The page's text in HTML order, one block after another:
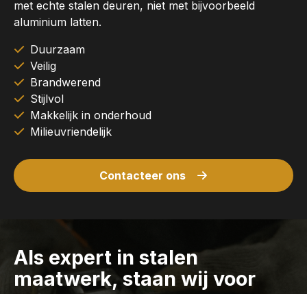
met echte stalen deuren, niet met bijvoorbeeld
aluminium latten.
Duurzaam
Veilig
Brandwerend
Stijlvol
Makkelijk in onderhoud
Milieuvriendelijk
Contacteer ons
Als expert in stalen
maatwerk, staan wij voor